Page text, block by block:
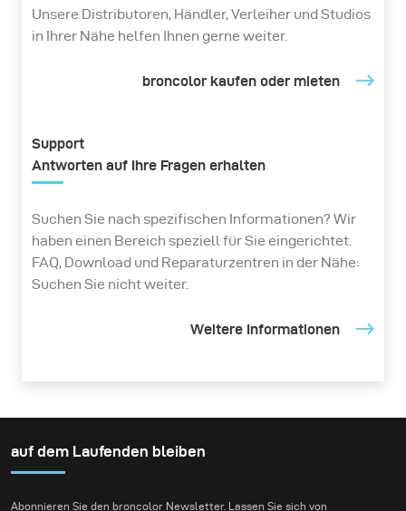
Unsere Distributoren, Händler, Verleiher und Studios
in Ihrer Nähe helfen Ihnen gerne weiter.
broncolor kaufen oder mieten
Support
Antworten auf Ihre Fragen erhalten
Suchen Sie nach spezifischen Informationen? Wir
haben einen Bereich speziell für Sie eingerichtet.
FAQ, Download und Reparaturzentren in der Nähe:
Suchen Sie nicht weiter.
Weitere Informationen
auf dem Laufenden bleiben
Abonnieren Sie den broncolor Newsletter. Lassen Sie sich von